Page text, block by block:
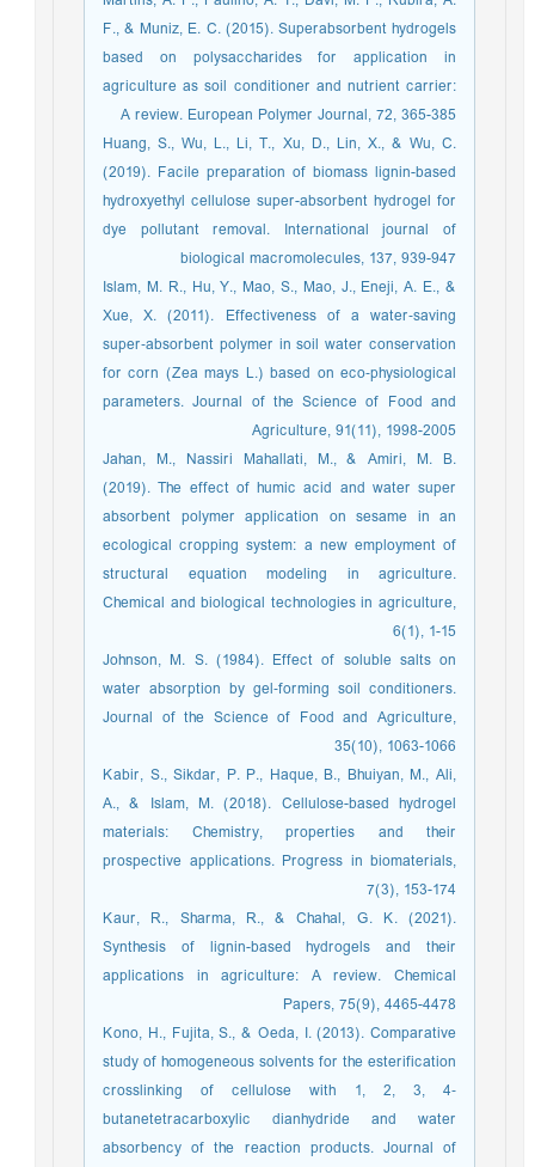
F., & Muniz, E. C. (2015). Superabsorbent hydrogels
based on polysaccharides for application in
agriculture as soil conditioner and nutrient carrier:
A review. European Polymer Journal, 72, 365-385
Huang, S., Wu, L., Li, T., Xu, D., Lin, X., & Wu, C.
(2019). Facile preparation of biomass lignin-based
hydroxyethyl cellulose super-absorbent hydrogel for
dye pollutant removal. International journal of
biological macromolecules, 137, 939-947
Islam, M. R., Hu, Y., Mao, S., Mao, J., Eneji, A. E., &
Xue, X. (2011). Effectiveness of a water‐saving
super‐absorbent polymer in soil water conservation
for corn (Zea mays L.) based on eco‐physiological
parameters. Journal of the Science of Food and
Agriculture, 91(11), 1998-2005
Jahan, M., Nassiri Mahallati, M., & Amiri, M. B.
(2019). The effect of humic acid and water super
absorbent polymer application on sesame in an
ecological cropping system: a new employment of
structural equation modeling in agriculture.
Chemical and biological technologies in agriculture,
6(1), 1-15
Johnson, M. S. (1984). Effect of soluble salts on
water absorption by gel‐forming soil conditioners.
Journal of the Science of Food and Agriculture,
35(10), 1063-1066
Kabir, S., Sikdar, P. P., Haque, B., Bhuiyan, M., Ali,
A., & Islam, M. (2018). Cellulose-based hydrogel
materials: Chemistry, properties and their
prospective applications. Progress in biomaterials,
7(3), 153-174
Kaur, R., Sharma, R., & Chahal, G. K. (2021).
Synthesis of lignin-based hydrogels and their
applications in agriculture: A review. Chemical
Papers, 75(9), 4465-4478
Kono, H., Fujita, S., & Oeda, I. (2013). Comparative
study of homogeneous solvents for the esterification
crosslinking of cellulose with 1, 2, 3, 4‐
butanetetracarboxylic dianhydride and water
absorbency of the reaction products. Journal of